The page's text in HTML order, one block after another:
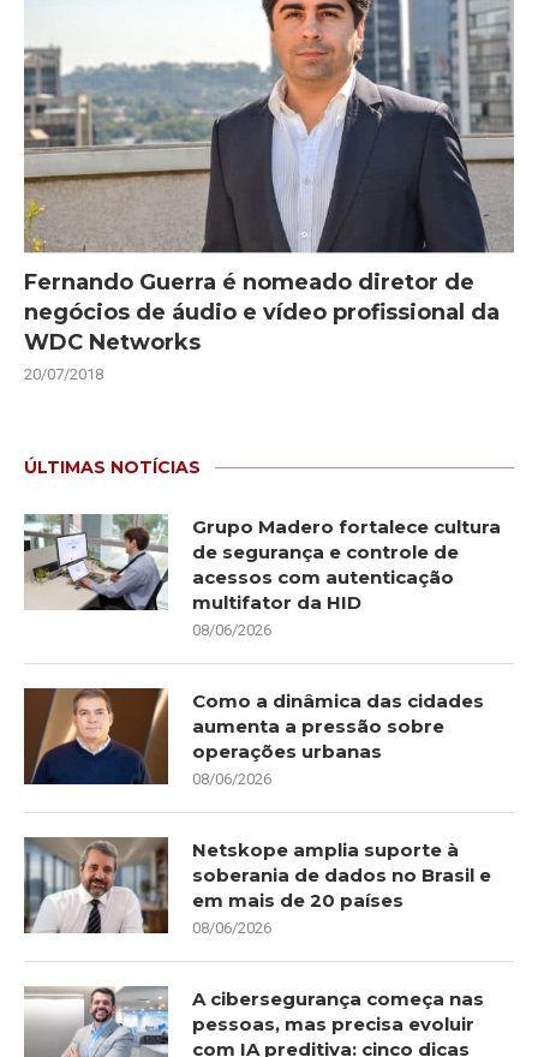
Fernando Guerra é nomeado diretor de
negócios de áudio e vídeo profissional da
WDC Networks
20/07/2018
ÚLTIMAS NOTÍCIAS
Grupo Madero fortalece cultura
de segurança e controle de
acessos com autenticação
multifator da HID
08/06/2026
Como a dinâmica das cidades
aumenta a pressão sobre
operações urbanas
08/06/2026
Netskope amplia suporte à
soberania de dados no Brasil e
em mais de 20 países
08/06/2026
A cibersegurança começa nas
pessoas, mas precisa evoluir
com IA preditiva: cinco dicas